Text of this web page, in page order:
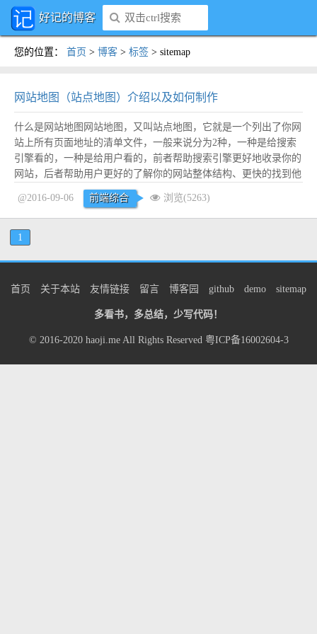
好记的博客
您的位置 ： 首页 > 博客 > 标签 > sitemap
网站地图（站点地图）介绍以及如何制作
什么是网站地图网站地图，又叫站点地图，它就是一个列出了你网
站上所有页面地址的清单文件，一般来说分为2种，一种是给搜索
引擎看的，一种是给用户看的，前者帮助搜索引擎更好地收录你的
网站，后者帮助用户更好的了解你的网站整体结构、更快的找到他
们想要找的内容。本文讲的主要是前者。 站点地图格式一般有3种
格式，txt、xml、html，绝大部分情况下都是用xml格式，百度、谷
歌都是支持xml格式。下面简单介绍...阅读全文
@2016-09-06 前端综合 浏览(5263)
1
首页 关于本站 友情链接 留言 博客园 github demo sitemap
多看书，多总结，少写代码！
© 2016-2020 haoji.meAll Rights Reserved 粤ICP备16002604-3